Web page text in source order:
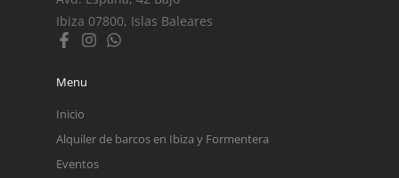
Ibiza 07800, Islas Baleares
Menu
Inicio
Alquiler de barcos en Ibiza y Formentera
Eventos